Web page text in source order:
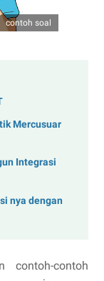
contoh soal
Mercusuar
Integrasi
nya dengan
contoh-contoh